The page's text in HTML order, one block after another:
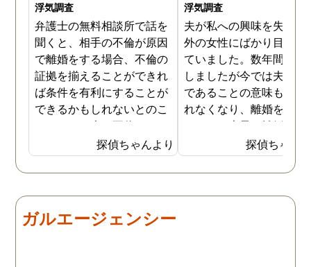
浮気調査
弁護士の無料相談所で話を
聞くと、相手の不倫が原因
で離婚をする場合、不倫の
証拠を揃えることができれ
ば条件を有利にすることが
できるかもしれないとのこ
とでした。夫が不倫をして
いるのは確実なのですが、
私の証言だけでは効力が弱
いようです。弁護士のアド
の証拠を集めてもらうこと
にしました。夫は私への関
探偵ちゃんより
浮気調査
夫が私への興味を失くし
外の女性にばかり目を向
ていました。数年間は我
しましたが今では夫と夫
であることの意味も感じ
れなくなり、離婚を決意
ました。素早く離婚を成
させるためには夫の不倫
証拠を手に入れることが
っ取り早く、探偵に調査
行動パターンを伝え、予
探偵ちゃん
ガルエージェンシー